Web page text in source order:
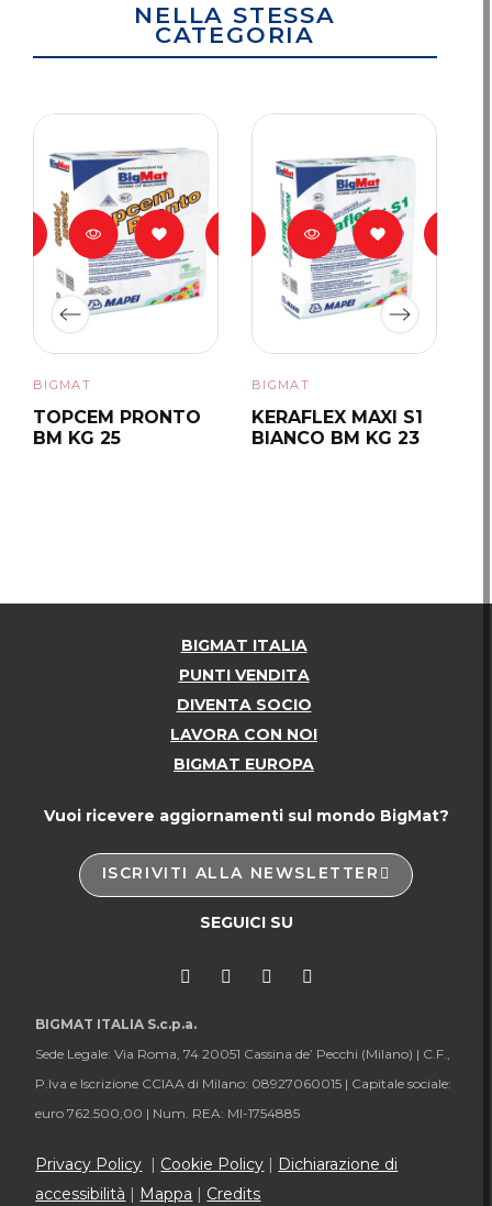
NELLA STESSA
CATEGORIA
BIGMAT
TOPCEM PRONTO
BM KG 25
BIGMAT
KERAFLEX MAXI S1
BIANCO BM KG 23
BIGMAT ITALIA
PUNTI VENDITA
DIVENTA SOCIO
LAVORA CON NOI
BIGMAT EUROPA
Vuoi ricevere aggiornamenti sul mondo BigMat?
ISCRIVITI ALLA NEWSLETTER
SEGUICI SU
BIGMAT ITALIA S.c.p.a.
Sede Legale: Via Roma, 74 20051 Cassina de’ Pecchi (Milano) | C.F.,
P.Iva e Iscrizione CCIAA di Milano: 08927060015 | Capitale sociale:
euro 762.500,00 | Num. REA: MI-1754885
Privacy Policy | Cookie Policy | Dichiarazione di
accessibilità | Mappa | Credits